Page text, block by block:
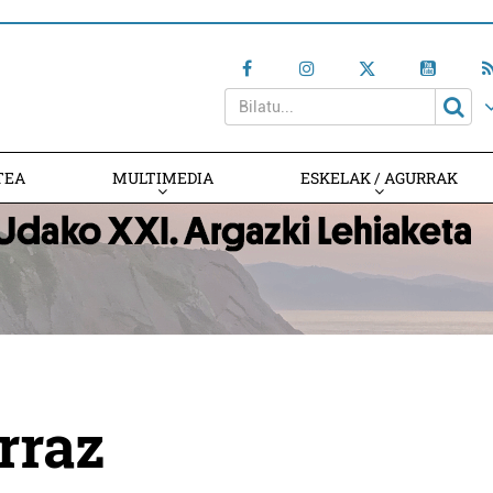
MULTIMEDIA ESKELAK / AGURRAK